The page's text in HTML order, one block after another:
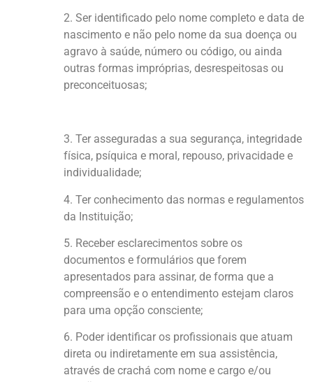
2. Ser identificado pelo nome completo e data de
nascimento e não pelo nome da sua doença ou
agravo à saúde, número ou código, ou ainda
outras formas impróprias, desrespeitosas ou
preconceituosas;
3. Ter asseguradas a sua segurança, integridade
física, psíquica e moral, repouso, privacidade e
individualidade;
4. Ter conhecimento das normas e regulamentos
da Instituição;
5. Receber esclarecimentos sobre os
documentos e formulários que forem
apresentados para assinar, de forma que a
compreensão e o entendimento estejam claros
para uma opção consciente;
6. Poder identificar os profissionais que atuam
direta ou indiretamente em sua assistência,
através de crachá com nome e cargo e/ou